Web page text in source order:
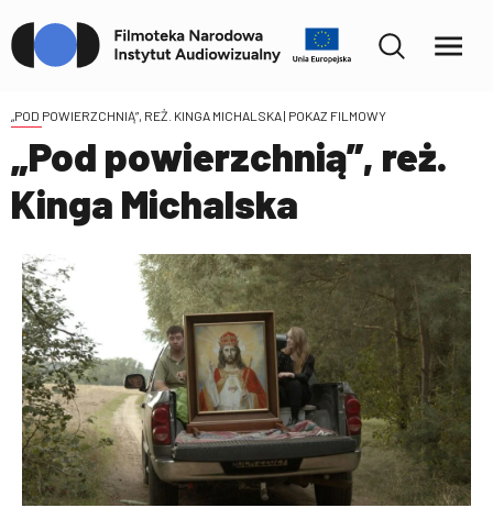
„POD POWIERZCHNIĄ”, REŻ. KINGA MICHALSKA| POKAZ FILMOWY
„Pod powierzchnią”, reż.
Kinga Michalska